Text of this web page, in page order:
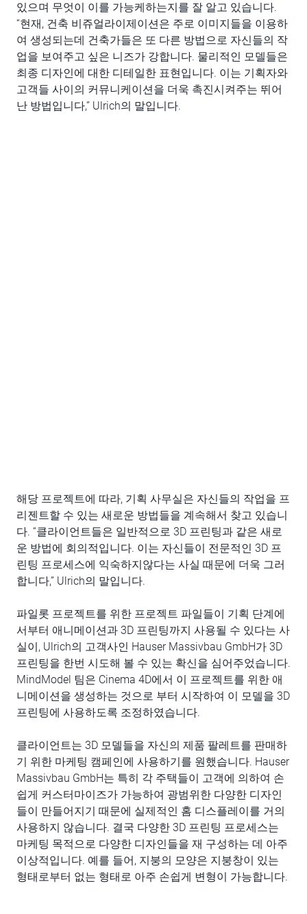
있으며 무엇이 이를 가능케하는지를 잘 알고 있습니다.
“현재, 건축 비쥬얼라이제이션은 주로 이미지들을 이용하
여 생성되는데 건축가들은 또 다른 방법으로 자신들의 작
업을 보여주고 싶은 니즈가 강합니다. 물리적인 모델들은
최종 디자인에 대한 디테일한 표현입니다. 이는 기획자와
고객들 사이의 커뮤니케이션을 더욱 촉진시켜주는 뛰어
난 방법입니다,” Ulrich의 말입니다.
해당 프로젝트에 따라, 기획 사무실은 자신들의 작업을 프
리젠트할 수 있는 새로운 방법들을 계속해서 찾고 있습니
다. “클라이언트들은 일반적으로 3D 프린팅과 같은 새로
운 방법에 회의적입니다. 이는 자신들이 전문적인 3D 프
린팅 프로세스에 익숙하지않다는 사실 때문에 더욱 그러
합니다,” Ulrich의 말입니다.
파일롯 프로젝트를 위한 프로젝트 파일들이 기획 단계에
서부터 애니메이션과 3D 프린팅까지 사용될 수 있다는 사
실이, Ulrich의 고객사인 Hauser Massivbau GmbH가 3D
프린팅을 한번 시도해 볼 수 있는 확신을 심어주었습니다.
MindModel 팀은 Cinema 4D에서 이 프로젝트를 위한 애
니메이션을 생성하는 것으로 부터 시작하여 이 모델을 3D
프린팅에 사용하도록 조정하였습니다.
클라이언트는 3D 모델들을 자신의 제품 팔레트를 판매하
기 위한 마케팅 캠페인에 사용하기를 원했습니다. Hauser
Massivbau GmbH는 특히 각 주택들이 고객에 의하여 손
쉽게 커스터마이즈가 가능하여 광범위한 다양한 디자인
들이 만들어지기 때문에 실제적인 홈 디스플레이를 거의
사용하지 않습니다. 결국 다양한 3D 프린팅 프로세스는
마케팅 목적으로 다양한 디자인들을 재 구성하는 데 아주
이상적입니다. 예를 들어, 지붕의 모양은 지붕창이 있는
형태로부터 없는 형태로 아주 손쉽게 변형이 가능합니다.